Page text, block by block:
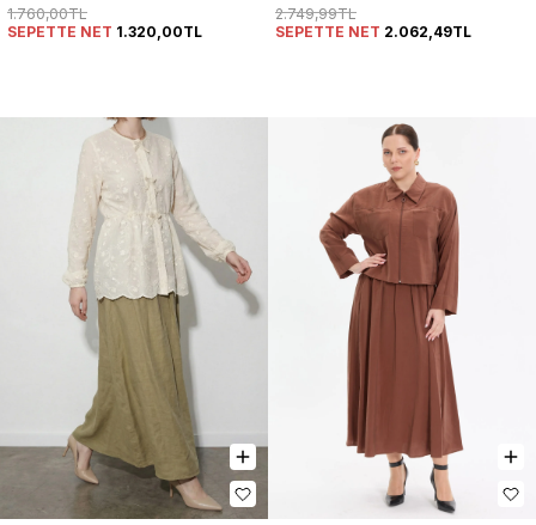
Takım
1.760,00TL
SEPETTE NET 1.320,00TL
Ceket Etek Kadın Takım
2.749,99TL
SEPETTE NET 2.062,49TL